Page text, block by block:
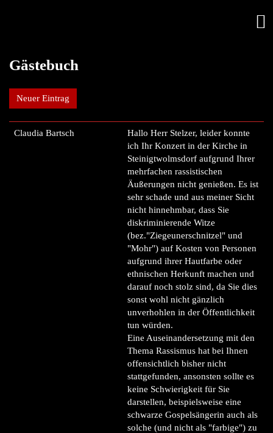
Gästebuch
Neuer Eintrag
Claudia Bartsch
Hallo Herr Stelzer, leider konnte
ich Ihr Konzert in der Kirche in
Steinigtwolmsdorf aufgrund Ihrer
mehrfachen rassistischen
Äußerungen nicht genießen. Es ist
sehr schade und aus meiner Sicht
nicht hinnehmbar, dass Sie
diskriminierende Witze
(bez."Ziegeunerschnitzel" und
"Mohr") auf Kosten von Personen
aufgrund ihrer Hautfarbe oder
ethnischen Herkunft machen und
darauf noch stolz sind, da Sie dies
sonst wohl nicht gänzlich
unverhohlen in der Öffentlichkeit
tun würden.
Eine Auseinandersetzung mit den
Thema Rassismus hat bei Ihnen
offensichtlich bisher nicht
stattgefunden, ansonsten sollte es
keine Schwierigkeit für Sie
darstellen, beispielsweise eine
schwarze Gospelsängerin auch als
solche (und nicht als "farbige") zu